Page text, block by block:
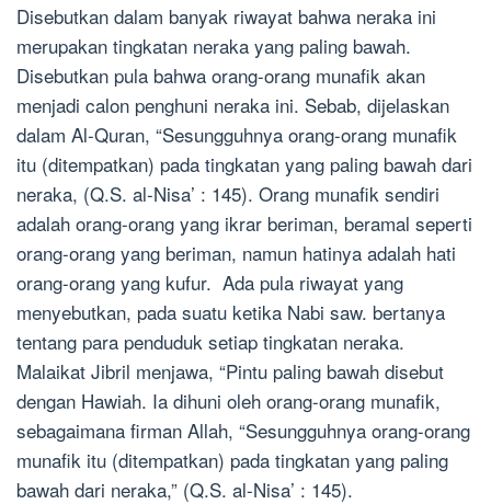
Disebutkan dalam banyak riwayat bahwa neraka ini
merupakan tingkatan neraka yang paling bawah.
Disebutkan pula bahwa orang-orang munafik akan
menjadi calon penghuni neraka ini. Sebab, dijelaskan
dalam Al-Quran, “Sesungguhnya orang-orang munafik
itu (ditempatkan) pada tingkatan yang paling bawah dari
neraka, (Q.S. al-Nisa’ : 145). Orang munafik sendiri
adalah orang-orang yang ikrar beriman, beramal seperti
orang-orang yang beriman, namun hatinya adalah hati
orang-orang yang kufur. Ada pula riwayat yang
menyebutkan, pada suatu ketika Nabi saw. bertanya
tentang para penduduk setiap tingkatan neraka.
Malaikat Jibril menjawa, “Pintu paling bawah disebut
dengan Hawiah. Ia dihuni oleh orang-orang munafik,
sebagaimana firman Allah, “Sesungguhnya orang-orang
munafik itu (ditempatkan) pada tingkatan yang paling
bawah dari neraka,” (Q.S. al-Nisa’ : 145).